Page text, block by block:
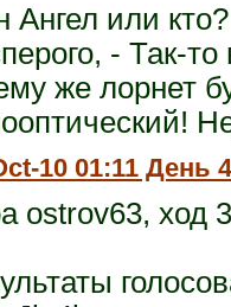
Ангел или
- Так-
же лорнет
10 01:11 День
ostrov63, ход 3